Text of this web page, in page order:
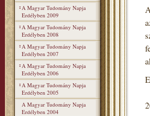
A Magyar Tudomány Napja
Erdélyben 2009
A Magyar Tudomány Napja
Erdélyben 2008
A Magyar Tudomány Napja
Erdélyben 2007
A Magyar Tudomány Napja
Erdélyben 2006
A Magyar Tudomány Napja
Erdélyben 2005
A Magyar Tudomány Napja
Erdélyben 2004